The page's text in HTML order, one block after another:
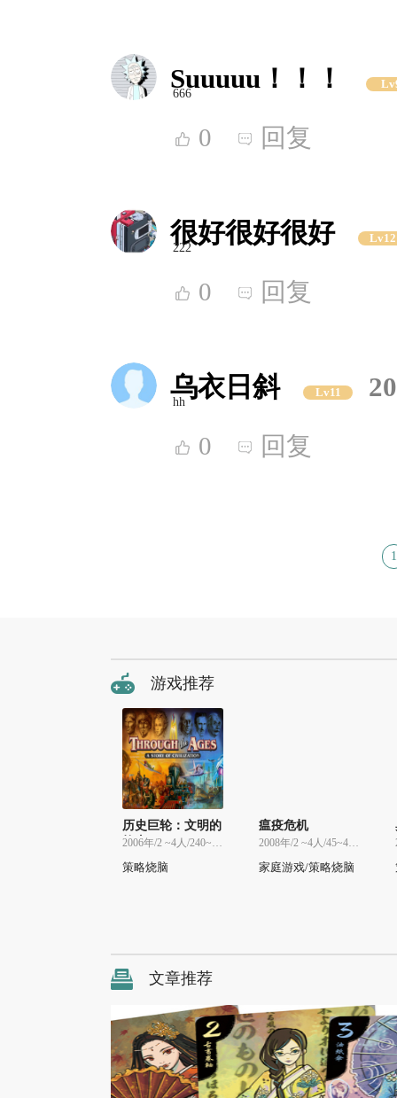
Suuuuu！！！
666
0 回复
很好很好很好 Lv12
222
0 回复
乌衣日斜 Lv11
hh
0 回复
1
游戏推荐
历史巨轮：文明的
故事
2006年/2 ~4人/240~240分
策略烧脑
瘟疫危机
2008年/2 ~4人/45~45分
家庭游戏/策略烧脑
文章推荐